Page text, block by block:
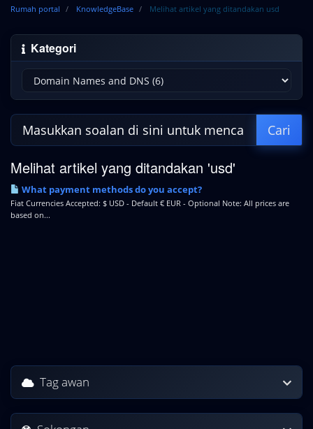
Rumah portal KnowledgeBase Melihat artikel yang ditandakan usd
Kategori
Melihat artikel yang ditandakan 'usd'
What payment methods do you accept?
Fiat Currencies Accepted: $ USD - Default € EUR - Optional Note: All prices are
based on...
Tag awan